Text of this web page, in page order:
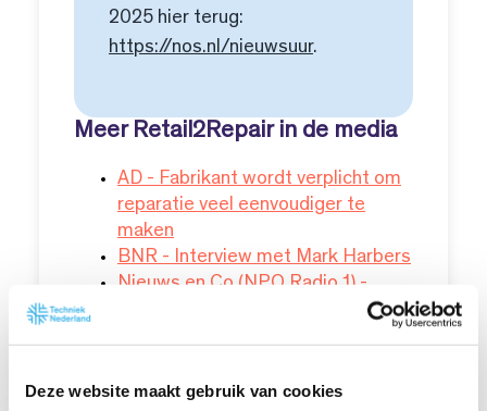
Deze website maakt gebruik van cookies
2025 hier terug:
https://nos.nl/nieuwsuur.
Meer Retail2Repair in de media
AD - Fabrikant wordt verplicht om
reparatie veel eenvoudiger te
maken
BNR - Interview met Mark Harbers
Nieuws en Co (NPO Radio 1) -
(vanaf